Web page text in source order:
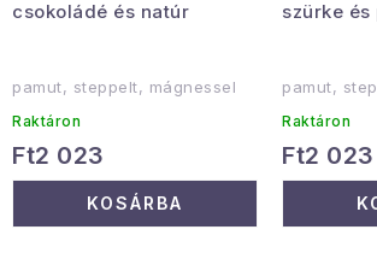
csokoládé és natúr
pamut, steppelt, mágnessel
Raktáron
Ft2 023
KOSÁRBA
szürke és
pamut,
Raktáron
Ft2 023